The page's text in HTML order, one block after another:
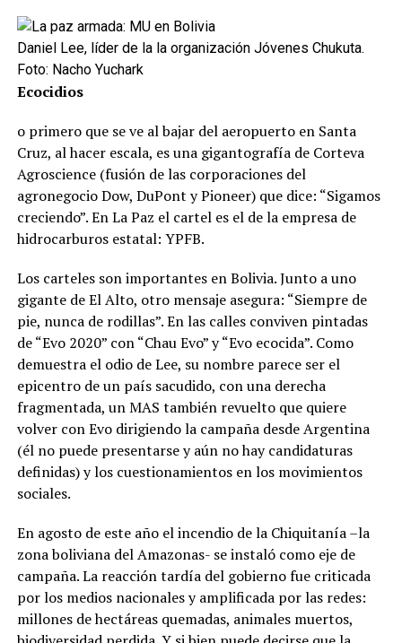
Daniel Lee, líder de la la organización Jóvenes Chukuta.
Foto: Nacho Yuchark
Ecocidios
o primero que se ve al bajar del aeropuerto en Santa
Cruz, al hacer escala, es una gigantografía de Corteva
Agroscience (fusión de las corporaciones del
agronegocio Dow, DuPont y Pioneer) que dice: “Sigamos
creciendo”. En La Paz el cartel es el de la empresa de
hidrocarburos estatal: YPFB.
Los carteles son importantes en Bolivia. Junto a uno
gigante de El Alto, otro mensaje asegura: “Siempre de
pie, nunca de rodillas”. En las calles conviven pintadas
de “Evo 2020” con “Chau Evo” y “Evo ecocida”. Como
demuestra el odio de Lee, su nombre parece ser el
epicentro de un país sacudido, con una derecha
fragmentada, un MAS también revuelto que quiere
volver con Evo dirigiendo la campaña desde Argentina
(él no puede presentarse y aún no hay candidaturas
definidas) y los cuestionamientos en los movimientos
sociales.
En agosto de este año el incendio de la Chiquitanía –la
zona boliviana del Amazonas- se instaló como eje de
campaña. La reacción tardía del gobierno fue criticada
por los medios nacionales y amplificada por las redes:
millones de hectáreas quemadas, animales muertos,